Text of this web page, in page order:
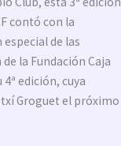
contó con la
de las
la Fundación Caja
edición, cuya
Groguet el próximo